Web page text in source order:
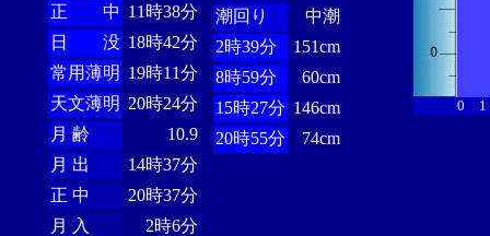
正 中 11時38分
日 没 18時42分
常用薄明 19時11分
天文薄明 20時24分
月 齢
10.9
月 出
14時37分
正 中
20時37分
月 入
2時6分
潮回り
中潮
2時39分
151cm
8時59分
60cm
15時27分 146cm
20時55分
74cm
0 1